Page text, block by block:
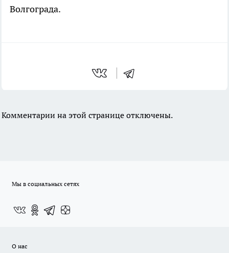
Волгограда.
Комментарии на этой странице отключены.
Мы в социальных сетях
О нас